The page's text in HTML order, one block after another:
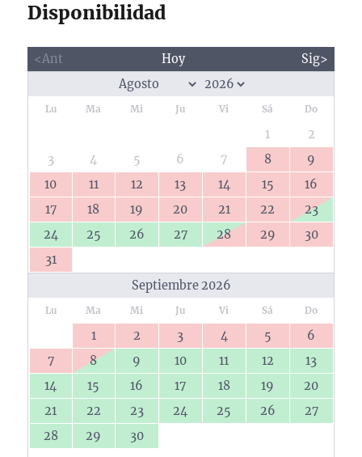
Disponibilidad
<Ant Hoy Sig>
Lu Ma Mi Ju Vi Sá Do
1
2
3
4 5 6 7 8
9
10
11 12 13 14 15
16
17
18 19 20 21 22
23
24
25 26 27 28 29
30
31
Septiembre 2026
Lu Ma Mi Ju Vi Sá Do
1 2 3 4 5
6
7
8 9 10 11 12
13
14
15 16 17 18 19
20
21
22 23 24 25 26
27
28
29 30